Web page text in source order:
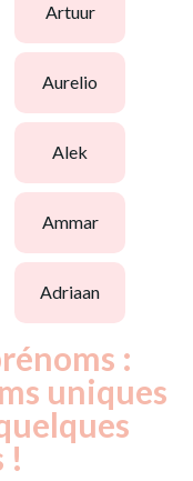
artuur
aurelio
alek
ammar
adriaan
:
uniques
!